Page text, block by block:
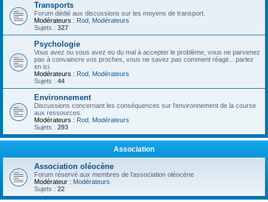
Transports
Forum dédié aux discussions sur les moyens de transport.
Modérateurs : Rod Modérateurs
Sujets : 327
Psychologie
Vous avez ou vous avez eu du mal à accepter le problème, vous ne parvenez
pas à convaincre vos proches, vous ne savez pas comment réagir... parlez
en ici.
Modérateurs : Rod Modérateurs
Sujets : 44
Environnement
Discussions concernant les conséquences sur l'environnement de la course
aux ressources.
Modérateurs : Rod Modérateurs
Sujets : 293
Association
Association oléocène
Forum réservé aux membres de l'association oléocène
Modérateur : Modérateurs
Sujets : 22